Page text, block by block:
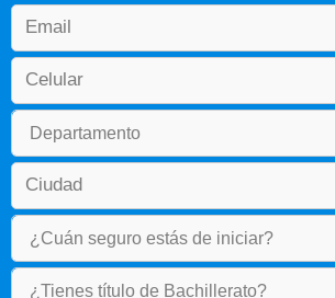
4  Psicopatologia
Nivel
nombre
4  Conceptos de clinica psic
5  Personalidad
5  Fundamentos de clinica
5  Estadistica